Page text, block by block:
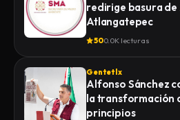
redirige basura de
Atlangatepec
500.0K lecturas
Gentetlx
Alfonso Sánchez
la transformación
principios